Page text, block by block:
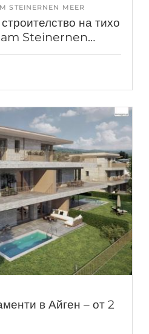
STEINERNEN MEER
на тихо
am Steinernen
в Айген – от 2